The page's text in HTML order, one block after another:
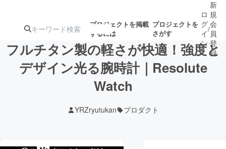
プロジェクトを掲載
するには
プロジェクトを
さがす
注目の新着プロ募集終了が近いプ
ロ
グ
イ
ン
/
新
規
会
員
登
録
フルチタン製の軽さが快適！強度と
デザイン光る腕時計｜Resolute
Watch
YRZryutukan プロダクト